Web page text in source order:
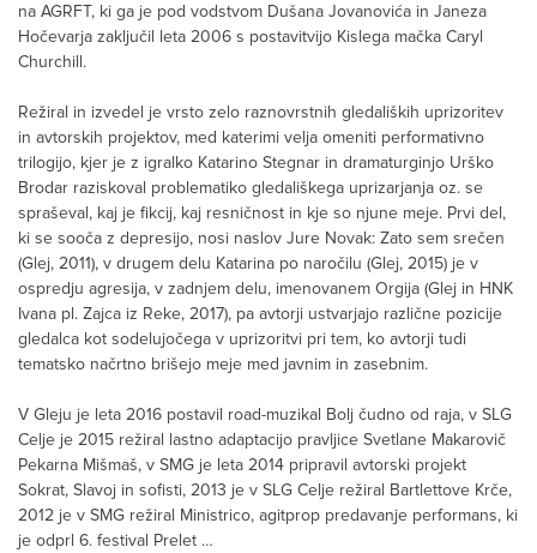
na AGRFT, ki ga je pod vodstvom Dušana Jovanovića in Janeza
Hočevarja zaključil leta 2006 s postavitvijo Kislega mačka Caryl
Churchill.
Režiral in izvedel je vrsto zelo raznovrstnih gledaliških uprizoritev
in avtorskih projektov, med katerimi velja omeniti performativno
trilogijo, kjer je z igralko Katarino Stegnar in dramaturginjo Urško
Brodar raziskoval problematiko gledališkega uprizarjanja oz. se
spraševal, kaj je fikcij, kaj resničnost in kje so njune meje. Prvi del,
ki se sooča z depresijo, nosi naslov Jure Novak: Zato sem srečen
(Glej, 2011), v drugem delu Katarina po naročilu (Glej, 2015) je v
ospredju agresija, v zadnjem delu, imenovanem Orgija (Glej in HNK
Ivana pl. Zajca iz Reke, 2017), pa avtorji ustvarjajo različne pozicije
gledalca kot sodelujočega v uprizoritvi pri tem, ko avtorji tudi
tematsko načrtno brišejo meje med javnim in zasebnim.
V Gleju je leta 2016 postavil road-muzikal Bolj čudno od raja, v SLG
Celje je 2015 režiral lastno adaptacijo pravljice Svetlane Makarovič
Pekarna Mišmaš, v SMG je leta 2014 pripravil avtorski projekt
Sokrat, Slavoj in sofisti, 2013 je v SLG Celje režiral Bartlettove Krče,
2012 je v SMG režiral Ministrico, agitprop predavanje performans, ki
je odprl 6. festival Prelet …